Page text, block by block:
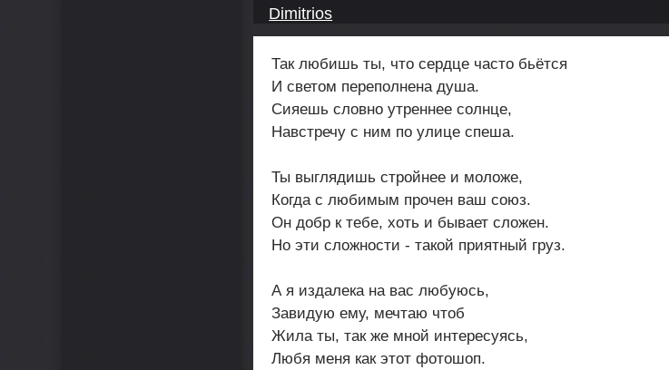
Dimitrios
Так любишь ты, что сердце часто бьётся
И светом переполнена душа.
Сияешь словно утреннее солнце,
Навстречу с ним по улице спеша.
Ты выглядишь стройнее и моложе,
Когда с любимым прочен ваш союз.
Он добр к тебе, хоть и бывает сложен.
Но эти сложности - такой приятный груз.
А я издалека на вас любуюсь,
Завидую ему, мечтаю чтоб
Жила ты, так же мной интересуясь,
Любя меня как этот фотошоп.